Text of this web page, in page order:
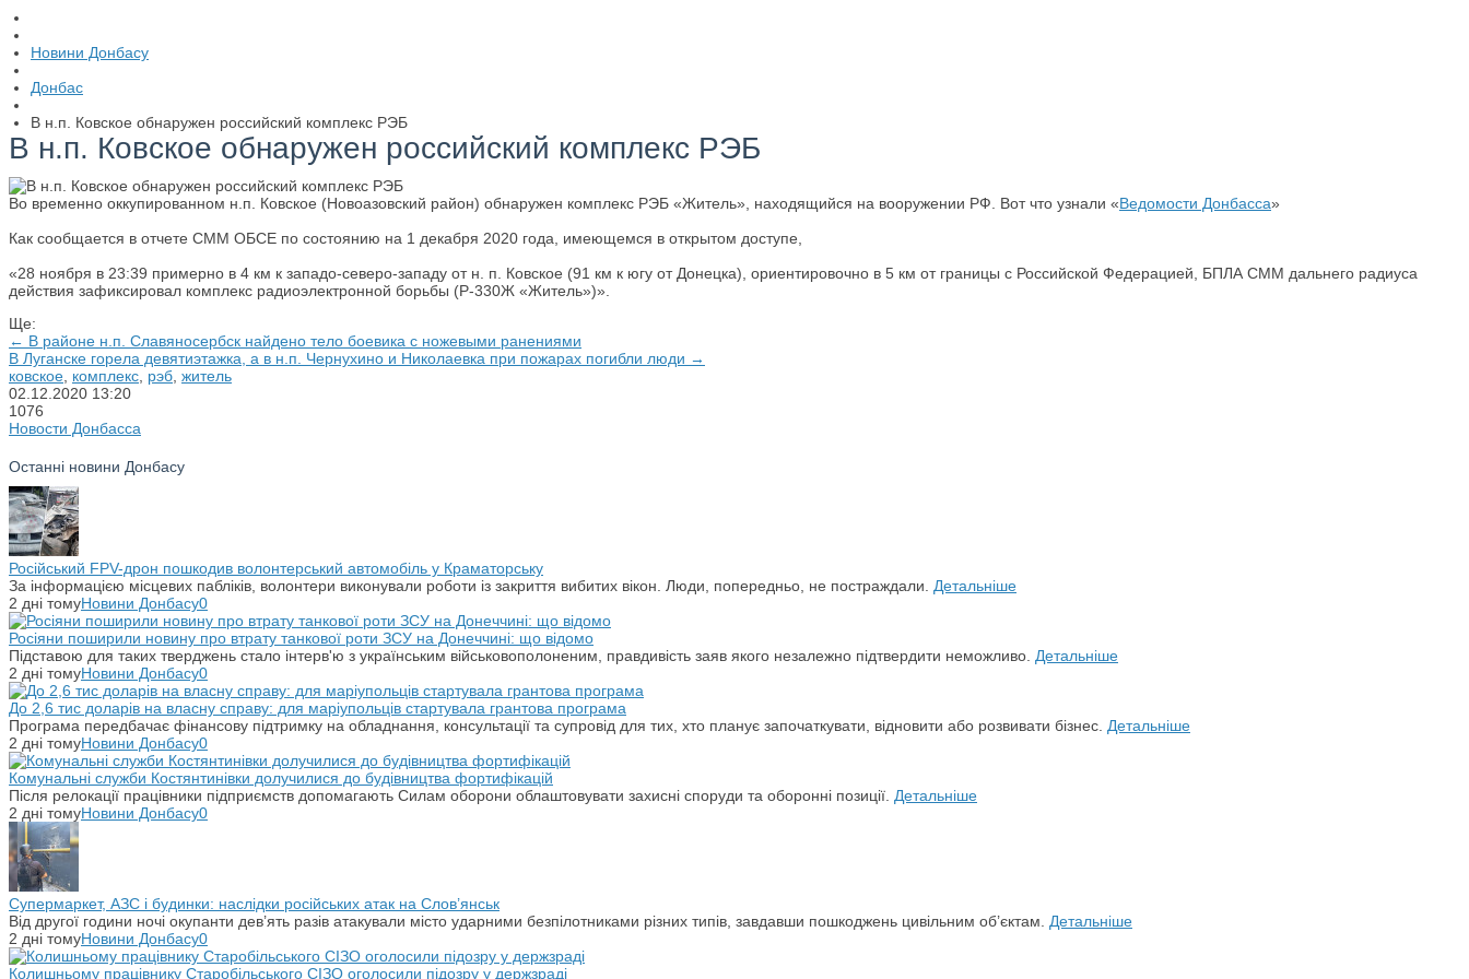
Новини Донбасу
Донбас
В н.п. Ковское обнаружен российский комплекс РЭБ
В н.п. Ковское обнаружен российский комплекс РЭБ
Во временно оккупированном н.п. Ковское (Новоазовский район) обнаружен комплекс РЭБ «Житель», находящийся на вооружении РФ. Вот что узнали «Ведомости Донбасса»
Как сообщается в отчете СММ ОБСЕ по состоянию на 1 декабря 2020 года, имеющемся в открытом доступе,
«28 ноября в 23:39 примерно в 4 км к западо-северо-западу от н. п. Ковское (91 км к югу от Донецка), ориентировочно в 5 км от границы с Российской Федерацией, БПЛА СММ дальнего радиуса
действия зафиксировал комплекс радиоэлектронной борьбы (Р-330Ж «Житель»)».
Ще:
← В районе н.п. Славяносербск найдено тело боевика с ножевыми ранениями
В Луганске горела девятиэтажка, а в н.п. Чернухино и Николаевка при пожарах погибли люди →
ковское комплекс рэб житель
02.12.2020 13:20
1076
Новости Донбасса
Останні новини Донбасу
Російський FPV-дрон пошкодив волонтерський автомобіль у Краматорську
За інформацією місцевих пабліків, волонтери виконували роботи із закриття вибитих вікон. Люди, попередньо, не постраждали. Детальніше
2 дні томуНовини Донбасу0
Росіяни поширили новину про втрату танкової роти ЗСУ на Донеччині: що відомо
Підставою для таких тверджень стало інтерв'ю з українським військовополоненим, правдивість заяв якого незалежно підтвердити неможливо. Детальніше
2 дні томуНовини Донбасу0
До 2,6 тис доларів на власну справу: для маріупольців стартувала грантова програма
Програма передбачає фінансову підтримку на обладнання, консультації та супровід для тих, хто планує започаткувати, відновити або розвивати бізнес. Детальніше
2 дні томуНовини Донбасу0
Комунальні служби Костянтинівки долучилися до будівництва фортифікацій
Після релокації працівники підприємств допомагають Силам оборони облаштовувати захисні споруди та оборонні позиції. Детальніше
2 дні томуНовини Донбасу0
Супермаркет, АЗС і будинки: наслідки російських атак на Слов’янськ
Від другої години ночі окупанти дев’ять разів атакували місто ударними безпілотниками різних типів, завдавши пошкоджень цивільним об’єктам. Детальніше
2 дні томуНовини Донбасу0
Колишньому працівнику Старобільського СІЗО оголосили підозру у держзраді